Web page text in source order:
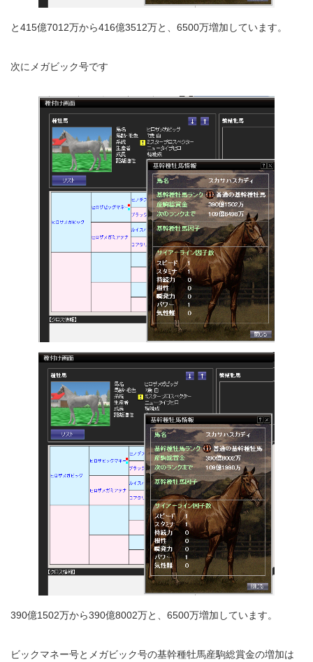
と415億7012万から416億3512万と、6500万増加しています。
次にメガビック号です
390億1502万から390億8002万と、6500万増加しています。
ビックマネー号とメガビック号の基幹種牡馬産駒総賞金の増加は